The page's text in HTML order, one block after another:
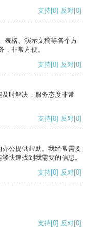
支持[0] 反对[0]
表格、演示文稿等各个方
非常方便。
支持[0] 反对[0]
时解决，服务态度非常
支持[0] 反对[0]
公提供帮助。我经常需要
快速找到我需要的信息。
支持[0] 反对[0]
支持[0] 反对[0]